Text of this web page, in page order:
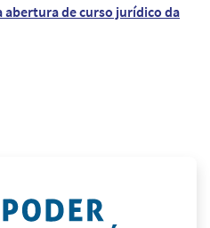
abertura de curso jurídico da